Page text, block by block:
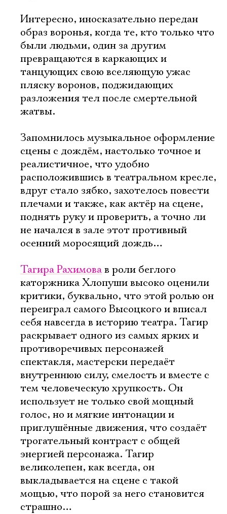
Интересно, иносказательно передан
образ воронья, когда те, кто только что
были людьми, один за другим
превращаются в каркающих и
танцующих свою вселяющую ужас
пляску воронов, поджидающих
разложения тел после смертельной
жатвы.
Запомнилось музыкальное оформление
сцены с дождём, настолько точное и
реалистичное, что удобно
расположившись в театральном кресле,
вдруг стало зябко, захотелось повести
плечами и также, как актёр на сцене,
поднять руку и проверить, а точно ли
не начался в зале этот противный
осенний моросящий дождь…
Тагира Рахимовав роли беглого
каторжника Хлопуши высоко оценили
критики, буквально, что этой ролью он
переиграл самого Высоцкого и вписал
себя навсегда в историю театра. Тагир
раскрывает одного из самых ярких и
противоречивых персонажей
спектакля, мастерски передаёт
внутреннюю силу, смелость и вместе с
тем человеческую хрупкость. Он
использует не только свой мощный
голос, но и мягкие интонации и
приглушённые движения, что создаёт
трогательный контраст с общей
энергией персонажа. Тагир
великолепен, как всегда, он
выкладывается на сцене с такой
мощью, что порой за него становится
страшно…
Электропочта
Имя